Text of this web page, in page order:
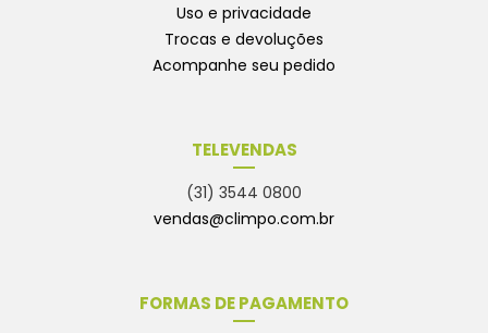
Uso e privacidade
Trocas e devoluções
Acompanhe seu pedido
TELEVENDAS
(31) 3544 0800
vendas@climpo.com.br
FORMAS DE PAGAMENTO